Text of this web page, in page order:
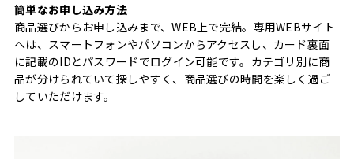
簡単なお申し込み方法
商品選びからお申し込みまで、WEB上で完結。専用WEBサイト
へは、スマートフォンやパソコンからアクセスし、カード裏面
に記載のIDとパスワードでログイン可能です。カテゴリ別に商
品が分けられていて探しやすく、商品選びの時間を楽しく過ご
していただけます。